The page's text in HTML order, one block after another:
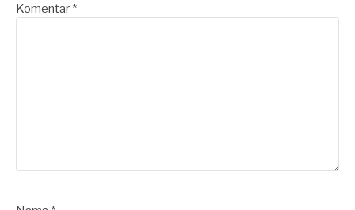
Komentar *